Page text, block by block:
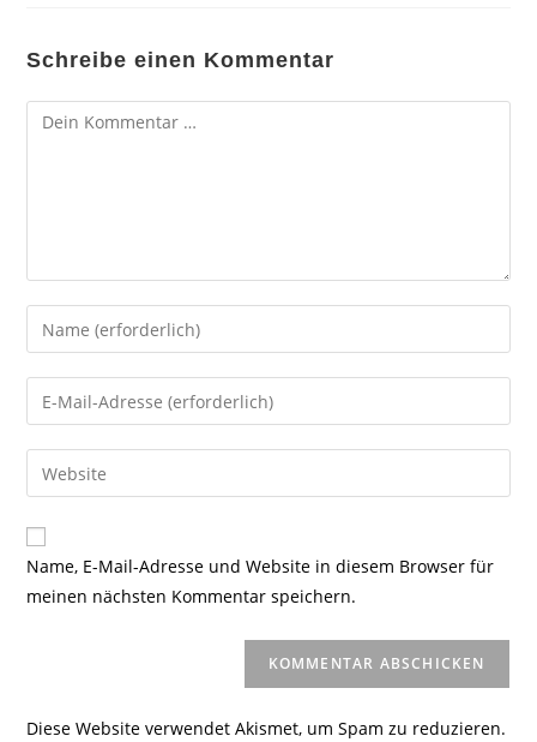
Schreibe einen Kommentar
Kommentar
Gib
deinen
Namen
oder
zum
Kommentieren
ein
Gib
deine
E-
Mail-
zum
Kommentieren
ein
Gib
deine
Website-
URL
Name, E-Mail-Adresse und Website in diesem Browser für
meinen nächsten Kommentar speichern.
Diese Website verwendet Akismet, um Spam zu reduzieren.